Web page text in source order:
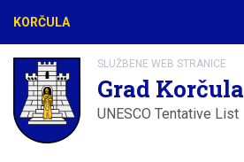
KORČULA
SLUŽBENE WEB STRANICE
Grad Korčula
UNESCO Tentative List